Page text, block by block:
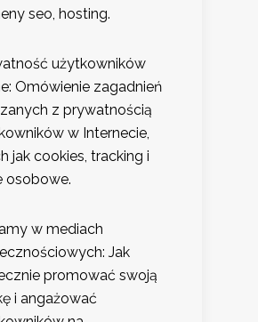
seo, hosting.
użytkowników
Omówienie zagadnień
z prywatnością
w Internecie,
jak cookies, tracking i
osobowe.
w mediach
Jak
promować swoją
i angażować